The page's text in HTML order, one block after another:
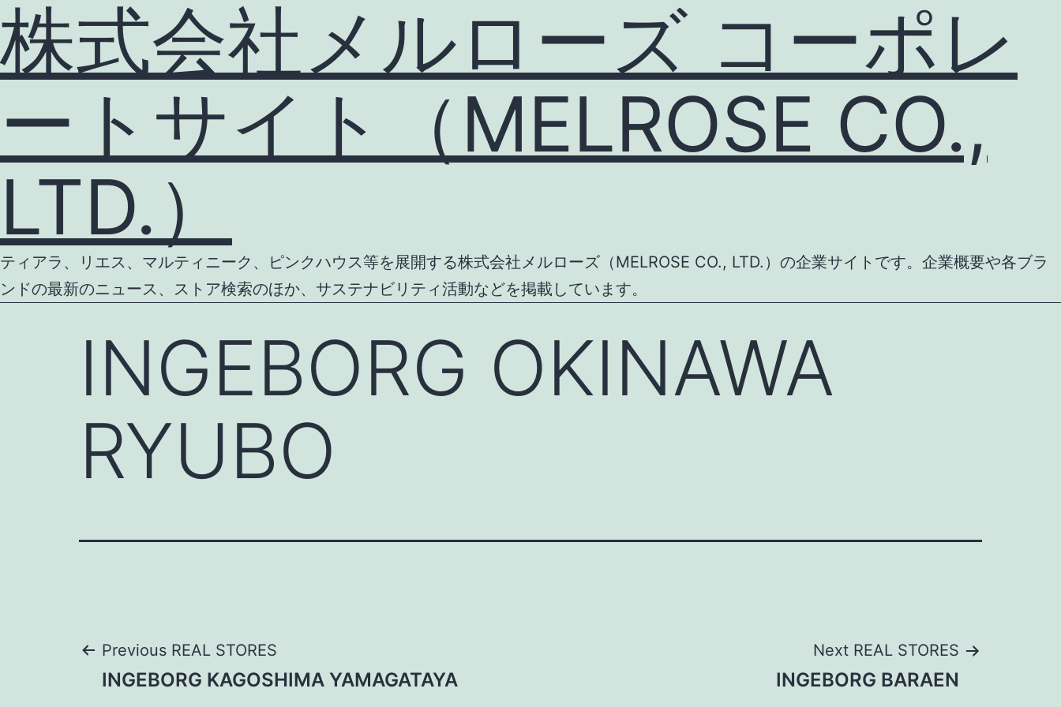
株式会社メルローズ コーポレ
ートサイト（MELROSE CO.,
LTD.）
ティアラ、リエス、マルティニーク、ピンクハウス等を展開する株式会社メルローズ（MELROSE CO., LTD.）の企業サイトです。企業概要や各ブラ
ンドの最新のニュース、ストア検索のほか、サステナビリティ活動などを掲載しています。
INGEBORG OKINAWA
RYUBO
Post
Previous REAL STORES
INGEBORG KAGOSHIMA YAMAGATAYA
Next REAL STORES
INGEBORG BARAEN